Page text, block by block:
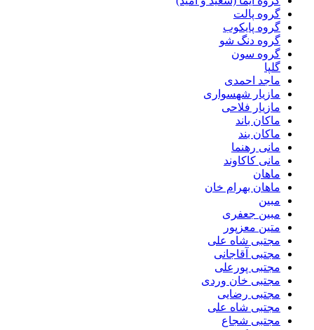
گروه پالت
گروه پایکوب
گروه دنگ شو
گروه سون
گلپا
ماجد احمدی
مازیار شهسواری
مازیار فلاحی
ماکان باند
ماکان بند
مانی رهنما
مانی کاکاوند
ماهان
ماهان بهرام خان
مبین
مبین جعفری
متین معزپور
مجتبى شاه على
مجتبی آقاجانی
مجتبی پورعلی
مجتبی خان وردی
مجتبی رضایی
مجتبی شاه علی
مجتبی شجاع